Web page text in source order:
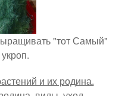
"тот Самый"